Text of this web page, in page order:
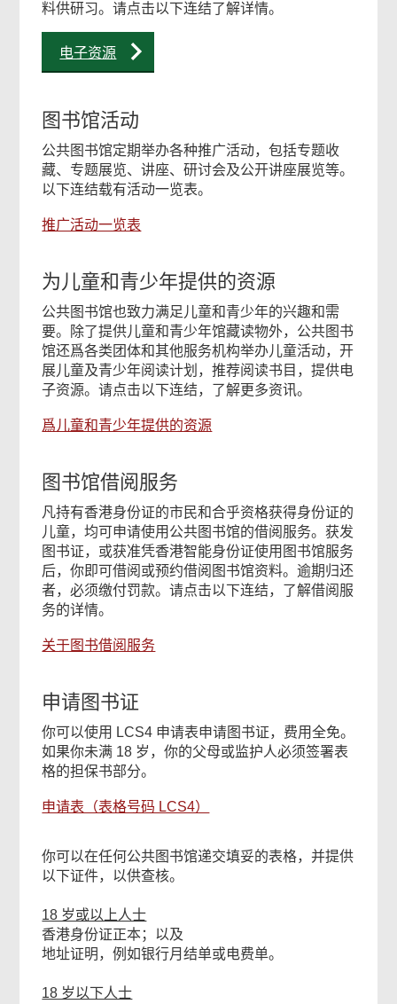
料供研习。请点击以下连结了解详情。
电子资源
图书馆活动
公共图书馆定期举办各种推广活动，包括专题收
藏、专题展览、讲座、研讨会及公开讲座展览等。
以下连结载有活动一览表。
推广活动一览表
为儿童和青少年提供的资源
公共图书馆也致力满足儿童和青少年的兴趣和需
要。除了提供儿童和青少年馆藏读物外，公共图书
馆还爲各类团体和其他服务机构举办儿童活动，开
展儿童及青少年阅读计划，推荐阅读书目，提供电
子资源。请点击以下连结，了解更多资讯。
爲儿童和青少年提供的资源
图书馆借阅服务
凡持有香港身份证的市民和合乎资格获得身份证的
儿童，均可申请使用公共图书馆的借阅服务。获发
图书证，或获准凭香港智能身份证使用图书馆服务
后，你即可借阅或预约借阅图书馆资料。逾期归还
者，必须缴付罚款。请点击以下连结，了解借阅服
务的详情。
关于图书借阅服务
申请图书证
你可以使用 LCS4 申请表申请图书证，费用全免。
如果你未满 18 岁，你的父母或监护人必须签署表
格的担保书部分。
申请表（表格号码 LCS4）
你可以在任何公共图书馆递交填妥的表格，并提供
以下证件，以供查核。
18 岁或以上人士
香港身份证正本；以及
地址证明，例如银行月结单或电费单。
18 岁以下人士